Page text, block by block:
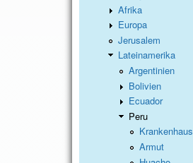
Afrika
Europa
Jerusalem
Lateinamerika
Argentinien
Bolivien
Ecuador
Peru
Krankenhaus
Armut